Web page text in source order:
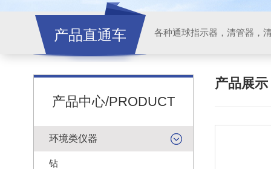
产品直通车 各种通球指示器，清管器，
产品中心/PRODUCT
环境类仪器
钻
产品展示